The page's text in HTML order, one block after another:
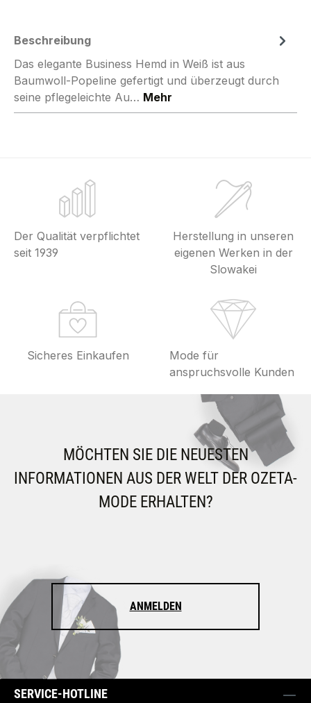
Beschreibung
Das elegante Business Hemd in Weiß ist aus
Baumwoll-Popeline gefertigt und überzeugt durch
seine pflegeleichte Au… Mehr
Der Qualität verpflichtet
seit 1939
Herstellung in unseren
eigenen Werken in der
Slowakei
Sicheres Einkaufen
Mode für
anspruchsvolle Kunden
MÖCHTEN SIE DIE NEUESTEN
INFORMATIONEN AUS DER WELT DER OZETA-
MODE ERHALTEN?
ANMELDEN
SERVICE-HOTLINE